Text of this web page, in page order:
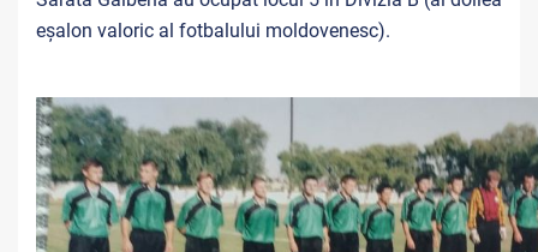
eșalon valoric al fotbalului moldovenesc).